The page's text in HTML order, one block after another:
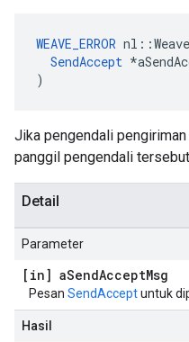
WEAVE_ERROR
SendAccept
)
Jika pengendali
panggil pengendali
Detail
Parameter
[in] aSendAcceptMsg
Pesan SendAcceptuntuk
Hasil